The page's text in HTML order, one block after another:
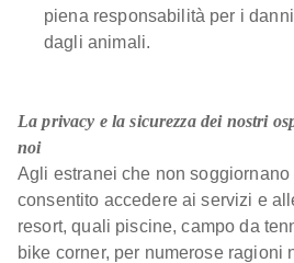
piena responsabilità per i
dagli animali.
La privacy e la sicurezza dei nostri
noi
Agli estranei che non
consentito accedere ai servizi e
resort, quali piscine, campo da
bike corner, per numerose ragioni